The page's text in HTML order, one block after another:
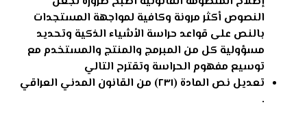
النصوص أكثر مرونة وكافية لمواجهة المستجدات
بالنص على قواعد حراسة الأشياء الذكية وتحديد
مسؤولية كل من المبرمج والمنتج والمستخدم مع
توسيع مفهوم الحراسة وتقترح التالي
تعديل نص المادة (٢٣١) من القانون المدني العراقي
.